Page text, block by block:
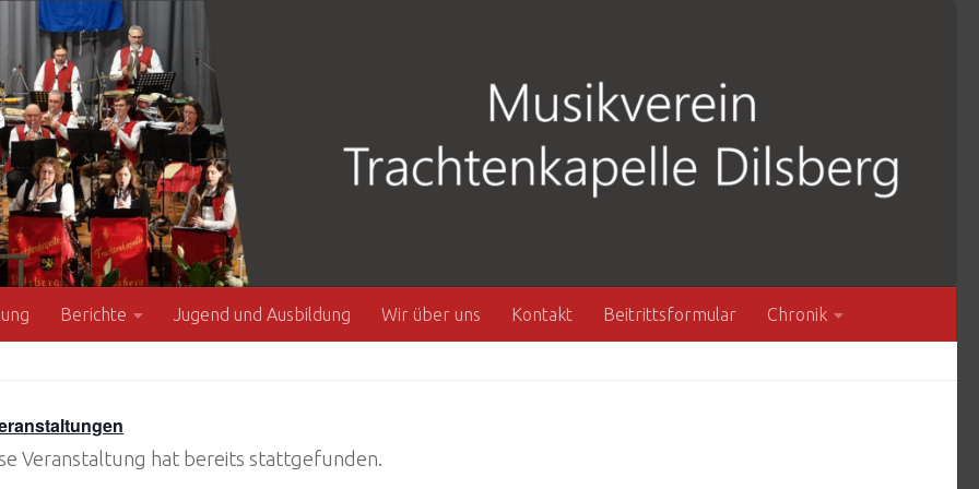
Berichte Jugend und Ausbildung Wir über uns Kontakt Beitrittsformular Chronik
Veranstaltung hat bereits stattgefunden.